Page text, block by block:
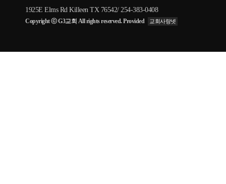
1925E Elms Rd Killeen TX 76542/ 254-383-0408
Copyright ⓒ G3교회 All rights reserved. Provided 교회사랑넷